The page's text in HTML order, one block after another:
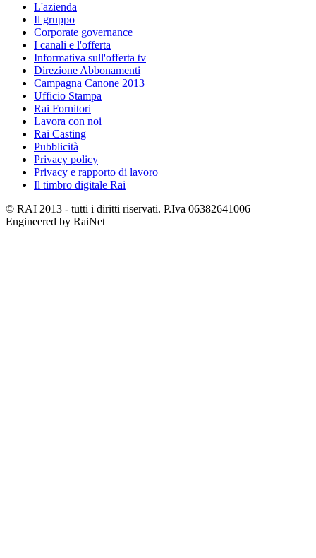
L'azienda
Il gruppo
Corporate governance
I canali e l'offerta
Informativa sull'offerta tv
Direzione Abbonamenti
Campagna Canone 2013
Ufficio Stampa
Rai Fornitori
Lavora con noi
Rai Casting
Pubblicità
Privacy policy
Privacy e rapporto di lavoro
Il timbro digitale Rai
© RAI 2013 - tutti i diritti riservati. P.Iva 06382641006
Engineered by RaiNet